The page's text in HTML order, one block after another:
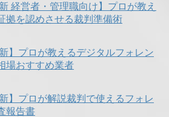
経営者・管理職向け】プロが教え
拠を認めさせる裁判準備術
】プロが教えるデジタルフォレン
場おすすめ業者
】プロが解説裁判で使えるフォレ
報告書